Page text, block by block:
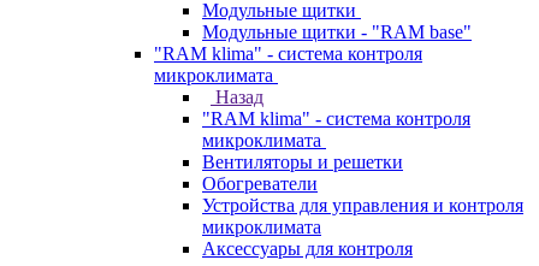
Модульные щитки
Модульные щитки - "RAM base"
"RAM klima" - система контроля
микроклимата
Назад
"RAM klima" - система контроля
микроклимата
Вентиляторы и решетки
Обогреватели
Устройства для управления и контроля
микроклимата
Аксессуары для контроля